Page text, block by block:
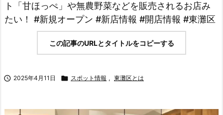
ト「甘ほっぺ」や無農野菜などを販売されるお店み
たい！ #新規オープン #新店情報 #開店情報 #東灘区
この記事のURLとタイトルをコピーする
 2025年4月11日  スポット情報 , 東灘区とは